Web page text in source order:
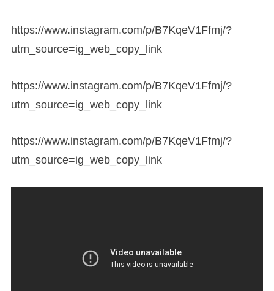
https://www.instagram.com/p/B7KqeV1Ffmj/?
utm_source=ig_web_copy_link
https://www.instagram.com/p/B7KqeV1Ffmj/?
utm_source=ig_web_copy_link
https://www.instagram.com/p/B7KqeV1Ffmj/?
utm_source=ig_web_copy_link